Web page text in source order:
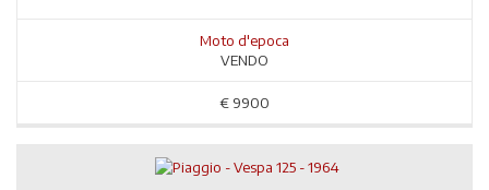
Moto d'epoca
VENDO
€ 9900